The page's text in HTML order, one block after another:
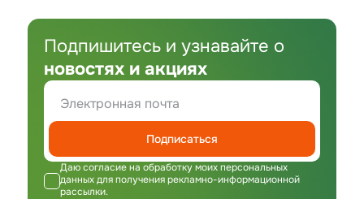
Подпишитесь и узнавайте о
новостях и акциях
Подписаться
Даю согласие на обработку моих персональных
данных для получения рекламно-информационной
рассылки.